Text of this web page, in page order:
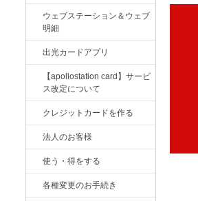
ウェブステーション＆ウェブ
明細
出光カードアプリ
【apollostation card】サービ
ス改定について
クレジットカードを作る
法人のお客様
使う・得をする
各種変更のお手続き